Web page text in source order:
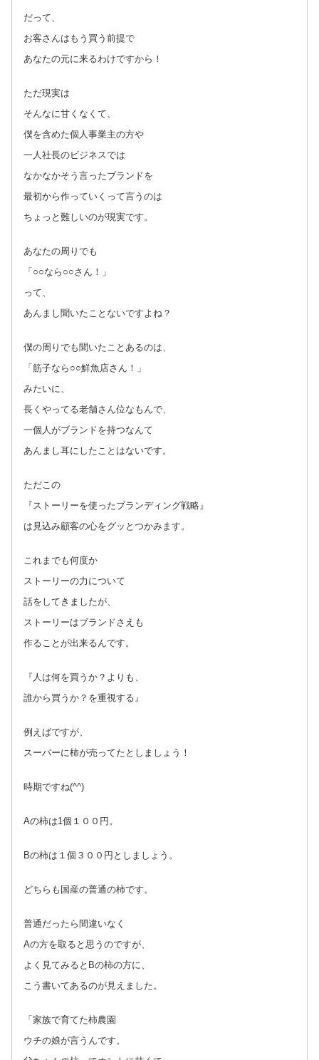
だって、
お客さんはもう買う前提で
あなたの元に来るわけですから！
ただ現実は
そんなに甘くなくて、
僕を含めた個人事業主の方や
一人社長のビジネスでは
なかなかそう言ったブランドを
最初から作っていくって言うのは
ちょっと難しいのが現実です。
あなたの周りでも
「○○なら○○さん！」
って、
あんまし聞いたことないですよね？
僕の周りでも聞いたことあるのは、
「筋子なら○○鮮魚店さん！」
みたいに、
長くやってる老舗さん位なもんで、
一個人がブランドを持つなんて
あんまし耳にしたことはないです。
ただこの
『ストーリーを使ったブランディング戦略』
は見込み顧客の心をグッとつかみます。
これまでも何度か
ストーリーの力について
話をしてきましたが、
ストーリーはブランドさえも
作ることが出来るんです。
『人は何を買うか？よりも、
誰から買うか？を重視する』
例えばですが、
スーパーに柿が売ってたとしましょう！
時期ですね(^^)
Aの柿は1個１００円。
Bの柿は１個３００円としましょう。
どちらも国産の普通の柿です。
普通だったら間違いなく
Aの方を取ると思うのですが、
よく見てみるとBの柿の方に、
こう書いてあるのが見えました。
「家族で育てた柿農園
ウチの娘が言うんです。